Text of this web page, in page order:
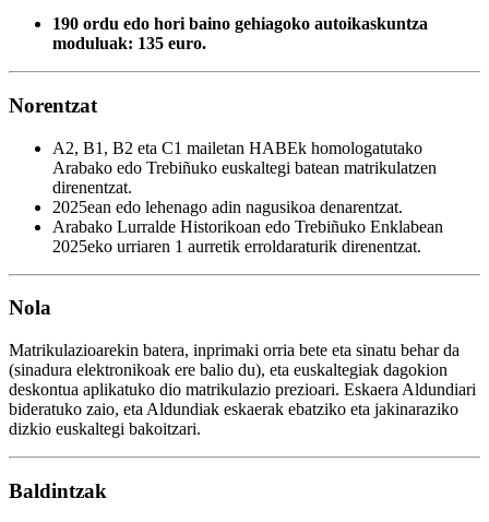
190 ordu edo hori baino gehiagoko autoikaskuntza
moduluak: 135 euro.
Norentzat
A2, B1, B2 eta C1 mailetan HABEk homologatutako
Arabako edo Trebiñuko euskaltegi batean matrikulatzen
direnentzat.
2025ean edo lehenago adin nagusikoa denarentzat.
Arabako Lurralde Historikoan edo Trebiñuko Enklabean
2025eko urriaren 1 aurretik erroldaraturik direnentzat.
Nola
Matrikulazioarekin batera, inprimaki orria bete eta sinatu behar da
(sinadura elektronikoak ere balio du), eta euskaltegiak dagokion
deskontua aplikatuko dio matrikulazio prezioari. Eskaera Aldundiari
bideratuko zaio, eta Aldundiak eskaerak ebatziko eta jakinaraziko
dizkio euskaltegi bakoitzari.
Baldintzak